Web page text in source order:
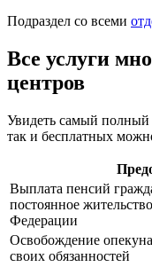
Подраздел со всеми
Все услуги
центров
Увидеть самый
так и бесплатных
Выплата пенсий
постоянное
Федерации
Освобождение
своих обязанностей